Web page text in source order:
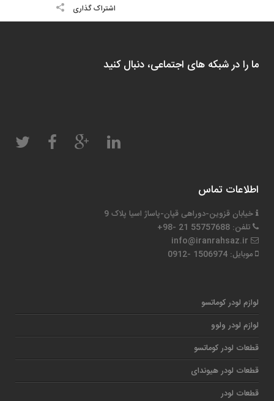
اشتراک گذاری
ما را در شبکه های اجتماعی، دنبال کنید
اطلاعات تماس
خیابان قزوین-دوراهی قپان-پاساژ اسیا پلاک 9
تلفن: 55757688 21 -98+
موبایل: 1506974 -0912
لوازم لودر کوماتسو
لوازم لودر ولوو
قطعات لودر کوماتسو
قطعات لودر هیوندای
قطعات لودر